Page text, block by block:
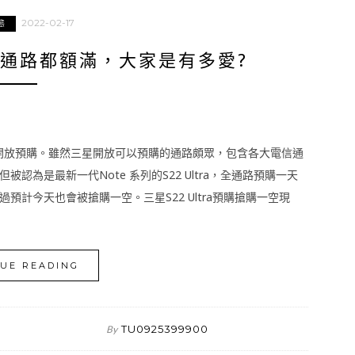
2022-02-17
路都額滿，大家是有多愛?
預購。雖然三星開放可以預購的通路頗眾，包含各大電信通
被認為是最新一代Note 系列的S22 Ultra，全通路預購一天
預計今天也會被搶購一空。三星S22 Ultra預購搶購一空現
READING
By TU0925399900